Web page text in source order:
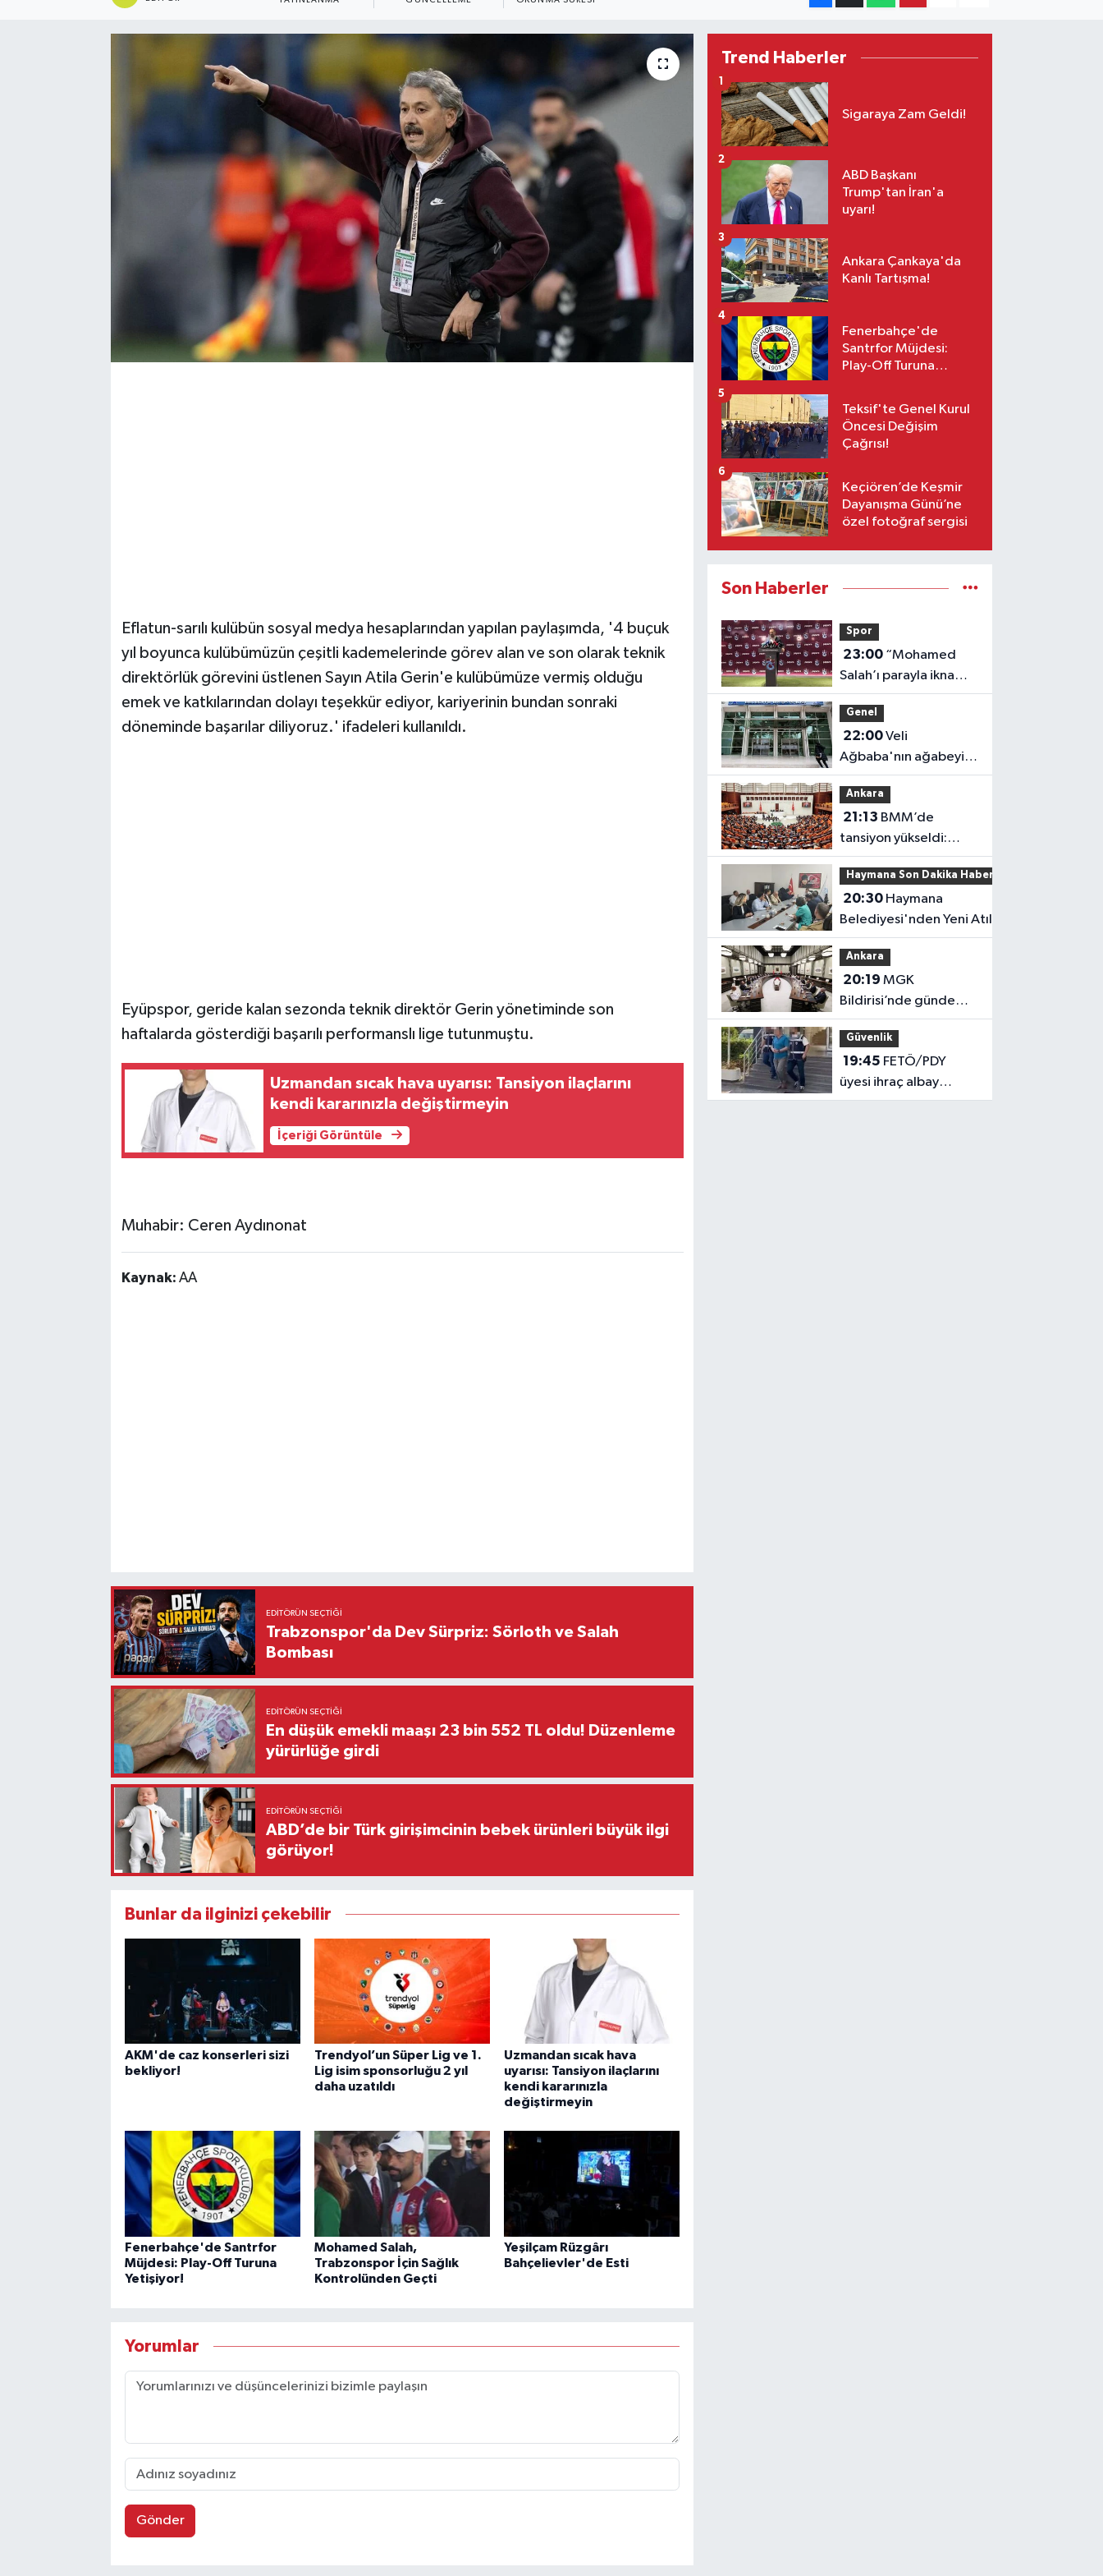
Eflatun-sarılı kulübün sosyal medya hesaplarından yapılan paylaşımda, '4 buçuk
yıl boyunca kulübümüzün çeşitli kademelerinde görev alan ve son olarak teknik
direktörlük görevini üstlenen Sayın Atila Gerin'e kulübümüze vermiş olduğu
emek ve katkılarından dolayı teşekkür ediyor, kariyerinin bundan sonraki
döneminde başarılar diliyoruz.' ifadeleri kullanıldı.
Eyüpspor, geride kalan sezonda teknik direktör Gerin yönetiminde son
haftalarda gösterdiği başarılı performanslı lige tutunmuştu.
Uzmandan sıcak hava uyarısı: Tansiyon ilaçlarını
kendi kararınızla değiştirmeyin
İçeriği Görüntüle
Muhabir: Ceren Aydınonat
Kaynak: AA
EDITÖRÜN SEÇTIĞI
Trabzonspor'da Dev Sürpriz: Sörloth ve Salah
Bombası
EDITÖRÜN SEÇTIĞI
En düşük emekli maaşı 23 bin 552 TL oldu! Düzenleme
yürürlüğe girdi
EDITÖRÜN SEÇTIĞI
ABD’de bir Türk girişimcinin bebek ürünleri büyük ilgi
görüyor!
Bunlar da ilginizi çekebilir
AKM'de caz konserleri sizi
bekliyor!
Trendyol’un Süper Lig ve 1.
Lig isim sponsorluğu 2 yıl
daha uzatıldı
Uzmandan sıcak hava
uyarısı: Tansiyon ilaçlarını
kendi kararınızla
değiştirmeyin
Fenerbahçe'de Santrfor
Müjdesi: Play-Off Turuna
Yetişiyor!
Mohamed Salah,
Trabzonspor İçin Sağlık
Kontrolünden Geçti
Yeşilçam Rüzgârı
Bahçelievler'de Esti
Yorumlar
Gönder
Trend Haberler
Sigaraya Zam Geldi!
1
ABD Başkanı
Trump'tan İran'a
uyarı!
2
Ankara Çankaya'da
Kanlı Tartışma!
3
Fenerbahçe'de
Santrfor Müjdesi:
Play-Off Turuna
4
Teksif'te Genel Kurul
Öncesi Değişim
Çağrısı!
5
Keçiören’de Keşmir
Dayanışma Günü’ne
özel fotoğraf sergisi
6
Son Haberler
Spor
23:00
Salah’ı parayla ikna
etmedik”
Genel
22:00Veli
Ağbaba'nın ağabeyi
tutuklandı
Ankara
21:13
tansiyon yükseldi:
Fezlekeler sonrası sert
açıklamalar
Haymana Son Dakika Haberleri
20:30
Belediyesi'nden Yeni Atılım!
Ankara
20:19 MGK
Bildirisi’nde gündem
yoğun!
Güvenlik
19:45
üyesi ihraç albay
yakalandı
Kültür & Sanat
Sonsöz Özel